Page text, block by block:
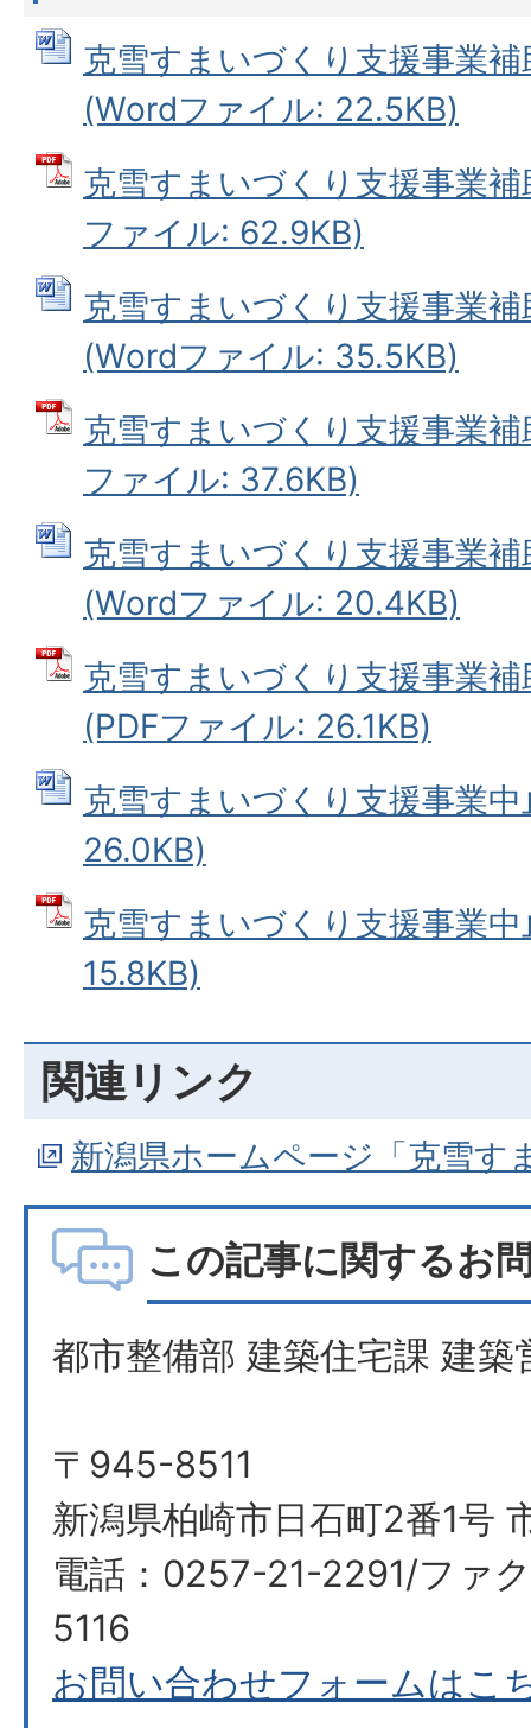
克雪すまいづくり支援事業
(Wordファイル: 22.5KB)
克雪すまいづくり支援事業
ファイル: 62.9KB)
克雪すまいづくり支援事業
(Wordファイル: 35.5KB)
克雪すまいづくり支援事業
ファイル: 37.6KB)
克雪すまいづくり支援事業
(Wordファイル: 20.4KB)
克雪すまいづくり支援事業
(PDFファイル: 26.1KB)
克雪すまいづくり支援事業
26.0KB)
克雪すまいづくり支援事業
15.8KB)
関連リンク
新潟県ホームページ「克雪す
この記事に関するお
都市整備部 建築住宅課 建築
〒945-8511
新潟県柏崎市日石町2番1号
電話：0257-21-2291/ファ
5116
お問い合わせフォームはこ